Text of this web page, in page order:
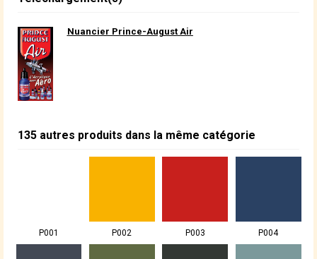
Nuancier Prince-August Air
135 autres produits dans la même catégorie
P001 P002 P003 P004